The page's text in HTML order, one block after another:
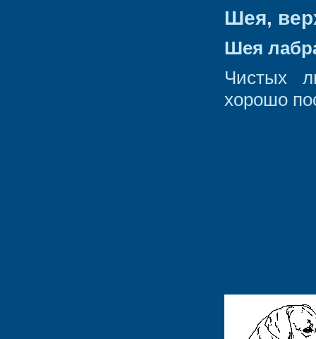
Шея,
Шея
Чистых
хорошо